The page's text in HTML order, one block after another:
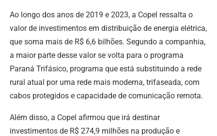
Ao longo dos anos de 2019 e 2023, a Copel ressalta o
valor de investimentos em distribuição de energia elétrica,
que soma mais de R$ 6,6 bilhões. Segundo a companhia,
a maior parte desse valor se volta para o programa
Paraná Trifásico, programa que está substituindo a rede
rural atual por uma rede mais moderna, trifaseada, com
cabos protegidos e capacidade de comunicação remota.
Além disso, a Copel afirmou que irá destinar
investimentos de R$ 274,9 milhões na produção e